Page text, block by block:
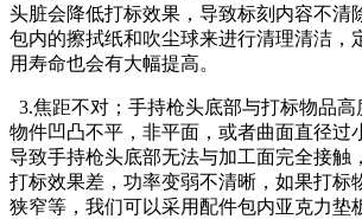
头脏会降低打标效果，导致标刻内容不清
包内的擦拭纸和吹尘球来进行清理清洁，
用寿命也会有大幅提高。
3.焦距不对；手持枪头底部与打标物品
物件凹凸不平，非平面，或者曲面直径过
导致手持枪头底部无法与加工面完全接触
打标效果差，功率变弱不清晰，如果打标
狭窄等，我们可以采用配件包内亚克力垫